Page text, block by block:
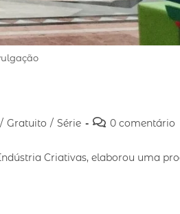
/ Gratuito / Série 0 comentário
Criativas, elaborou uma